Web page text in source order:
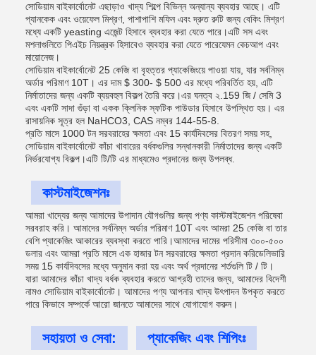
সোডিয়াম বাইকার্বোনেট এছাড়াও খাদ্য শিল্পে বিভিন্ন অন্যান্য ব্যবহার আছে। এটি
প্যানকেক এবং ওয়েফেল মিশ্রণ, পাশাপাশি মফিন এবং দ্রুত রুটি জন্য বেকিং মিশ্রণ
মধ্যে একটি yeasting এজেন্ট হিসাবে ব্যবহার করা যেতে পারে।এটি সস এবং
মশলাগুলিতে পিএইচ নিয়ন্ত্রক হিসাবেও ব্যবহার করা যেতে পারেযেমন কেচআপ এবং
মায়োনেজ।
সোডিয়াম বাইকার্বোনেট 25 কেজি বা বৃহত্তর প্যাকেজিংয়ে পাওয়া যায়, যার সর্বনিম্ন
অর্ডার পরিমাণ 10T। এর দাম $ 300- $ 500 এর মধ্যে পরিবর্তিত হয়, এটি
নির্মাতাদের জন্য একটি ব্যয়বহুল বিকল্প তৈরি করে।এর ঘনত্ব ২.159 জি / সেমি 3
এবং একটি সাদা গুঁড়া বা একক ক্লিনিক স্ফটিক পাউডার হিসাবে উপস্থিত হয়। এর
রাসায়নিক সূত্র হল NaHCO3, CAS নম্বর 144-55-8.
প্রতি মাসে 1000 টন সরবরাহের ক্ষমতা এবং 15 কার্যদিবসের বিতরণ সময় সহ,
সোডিয়াম বাইকার্বোনেট কাঁচা খাবারের বর্ধকগুলির সন্ধানকারী নির্মাতাদের জন্য একটি
নির্ভরযোগ্য বিকল্প।এটি টি/টি এর মাধ্যমেও প্রদানের জন্য উপলব্ধ.
কাস্টমাইজেশনঃ
আমরা খাদ্যের জন্য আমাদের উপাদান যৌগগুলির জন্য পণ্য কাস্টমাইজেশন পরিষেবা
সরবরাহ করি। আমাদের সর্বনিম্ন অর্ডার পরিমাণ 10T এবং আমরা 25 কেজি বা তার
বেশি প্যাকেজিং আকারের ব্যবস্থা করতে পারি।আমাদের দামের পরিসীমা ৩০০-৫০০
ডলার এবং আমরা প্রতি মাসে এক হাজার টন সরবরাহের ক্ষমতা প্রদান করিডেলিভারি
সময় 15 কার্যদিবসের মধ্যে অনুমান করা হয় এবং অর্থ প্রদানের শর্তগুলি টি / টি।
যারা আমাদের কাঁচা খাদ্য বর্ধক ব্যবহার করতে আগ্রহী তাদের জন্য, আমাদের বিদেশী
নামও সোডিয়াম বাইকার্বোনেট। আমাদের পণ্য আপনার খাদ্য উৎপাদন উপকৃত করতে
পারে কিভাবে সম্পর্কে আরো জানতে আমাদের সাথে যোগাযোগ করুন।
সহায়তা ও সেবা: প্যাকেজিং এবং শিপিংঃ